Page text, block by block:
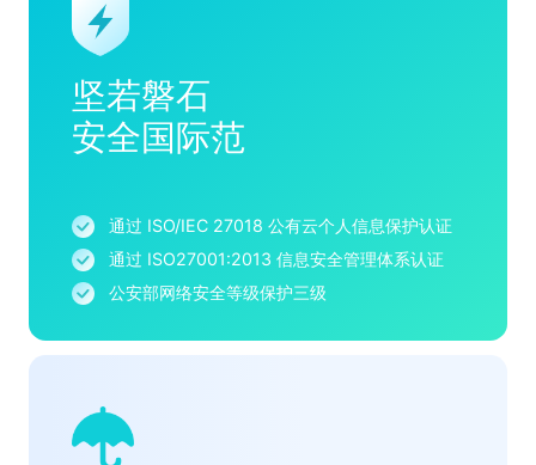
坚若磐石
安全国际范
通过 ISO/IEC 27018 公有云个人信息保护认证
通过 ISO27001:2013 信息安全管理体系认证
公安部网络安全等级保护三级